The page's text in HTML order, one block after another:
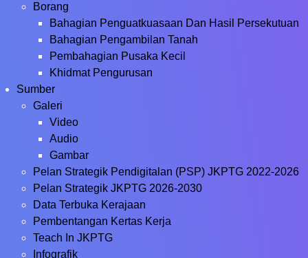
Borang
Bahagian Penguatkuasaan Dan Hasil Persekutuan
Bahagian Pengambilan Tanah
Pembahagian Pusaka Kecil
Khidmat Pengurusan
Sumber
Galeri
Video
Audio
Gambar
Pelan Strategik Pendigitalan (PSP) JKPTG 2022-2026
Pelan Strategik JKPTG 2026-2030
Data Terbuka Kerajaan
Pembentangan Kertas Kerja
Teach In JKPTG
Infografik